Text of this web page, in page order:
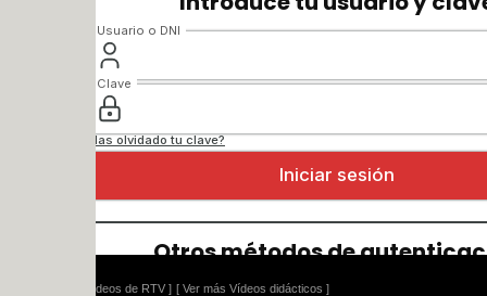
[ Ver más Vídeos didácticos ]